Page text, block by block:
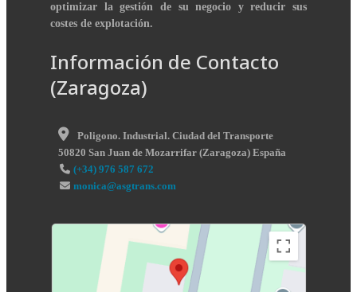
optimizar la gestión de su negocio y reducir sus
costes de explotación.
Información de Contacto
(Zaragoza)
Poligono. Industrial. Ciudad del Transporte
50820 San Juan de Mozarrifar (Zaragoza) España
(+34) 976 587 672
monica@asgtrans.com